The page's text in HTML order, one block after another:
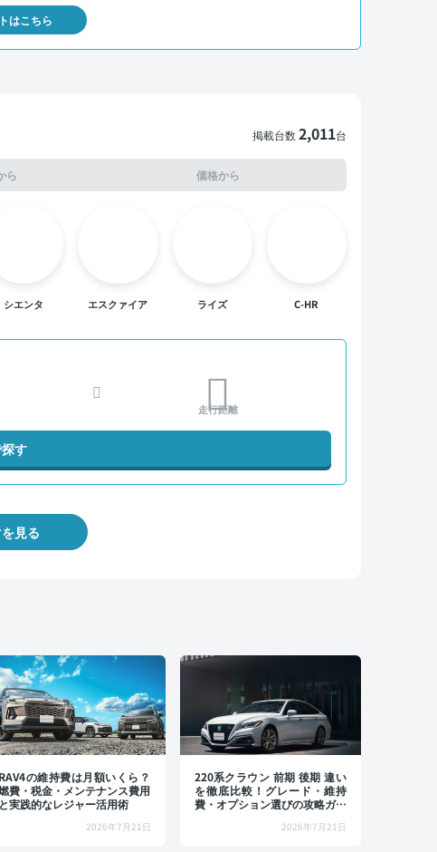
はこちら
掲載台数2,011台
ら 価格から
シエンタ エスクァイア ライズ C-HR
走行距離
す
見る
RAV4の維持費は月額いくら？
費・税金・メンテナンス費用
と実践的なレジャー活用術
2026年7月21日
220系クラウン 前期 後期 違い
を徹底比較！グレード・維持
費・オプション選びの攻略ガイ
2026年7月21日